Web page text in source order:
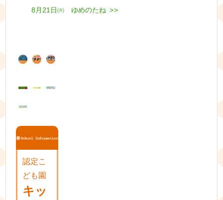
稿
ゲ
ー
ョ
Next
8月21日㈪ ゆめのたね >>
認定こ
ども園
キッ